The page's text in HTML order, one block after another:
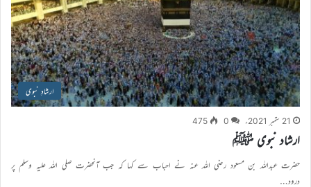
ارشادِ نبوی
21 ستمبر 2021ء 0
475
ارشاد نبوی ﷺ
حضرت عبداللہ بن مسعود رضی اللہ عنہ نے احباب سے کہا کہ جب آنحضرت صلی اللہ علیہ وسلم پر
درود…